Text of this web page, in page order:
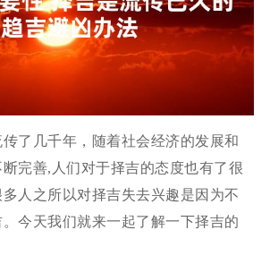
了几千年，随着社会经济的发展和
完善,人们对于择吉的态度也有了很
人之所以对择吉失去兴趣是因为不
今天我们就来一起了解一下择吉的